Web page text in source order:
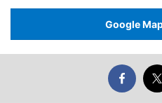
Google